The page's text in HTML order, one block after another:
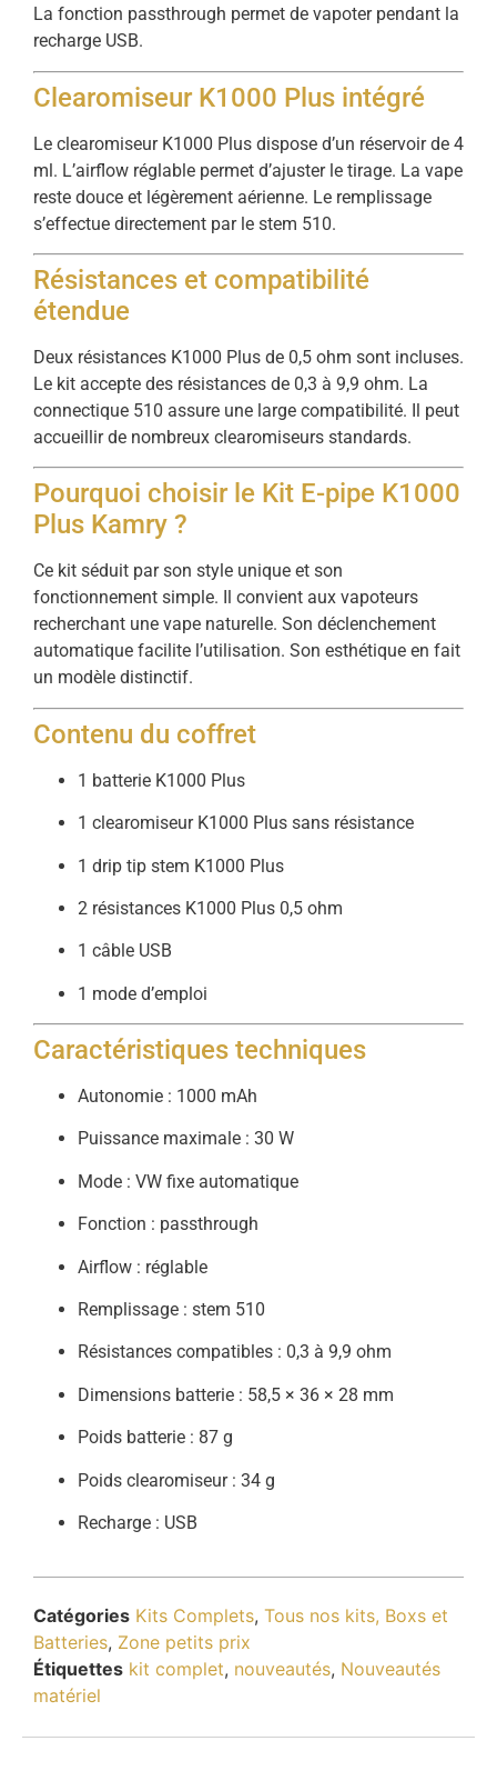
La fonction passthrough permet de vapoter pendant la
recharge USB.
Clearomiseur K1000 Plus intégré
Le clearomiseur K1000 Plus dispose d’un réservoir de 4
ml. L’airflow réglable permet d’ajuster le tirage. La vape
reste douce et légèrement aérienne. Le remplissage
s’effectue directement par le stem 510.
Résistances et compatibilité
étendue
Deux résistances K1000 Plus de 0,5 ohm sont incluses.
Le kit accepte des résistances de 0,3 à 9,9 ohm. La
connectique 510 assure une large compatibilité. Il peut
accueillir de nombreux clearomiseurs standards.
Pourquoi choisir le Kit E-pipe K1000
Plus Kamry ?
Ce kit séduit par son style unique et son
fonctionnement simple. Il convient aux vapoteurs
recherchant une vape naturelle. Son déclenchement
automatique facilite l’utilisation. Son esthétique en fait
un modèle distinctif.
Contenu du coffret
1 batterie K1000 Plus
1 clearomiseur K1000 Plus sans résistance
1 drip tip stem K1000 Plus
2 résistances K1000 Plus 0,5 ohm
1 câble USB
1 mode d’emploi
Caractéristiques techniques
Autonomie : 1000 mAh
Puissance maximale : 30 W
Mode : VW fixe automatique
Fonction : passthrough
Airflow : réglable
Remplissage : stem 510
Résistances compatibles : 0,3 à 9,9 ohm
Dimensions batterie : 58,5 × 36 × 28 mm
Poids batterie : 87 g
Poids clearomiseur : 34 g
Recharge : USB
Catégories Kits Complets, Tous nos kits, Boxs et
Batteries, Zone petits prix
Étiquettes kit complet, nouveautés, Nouveautés
matériel